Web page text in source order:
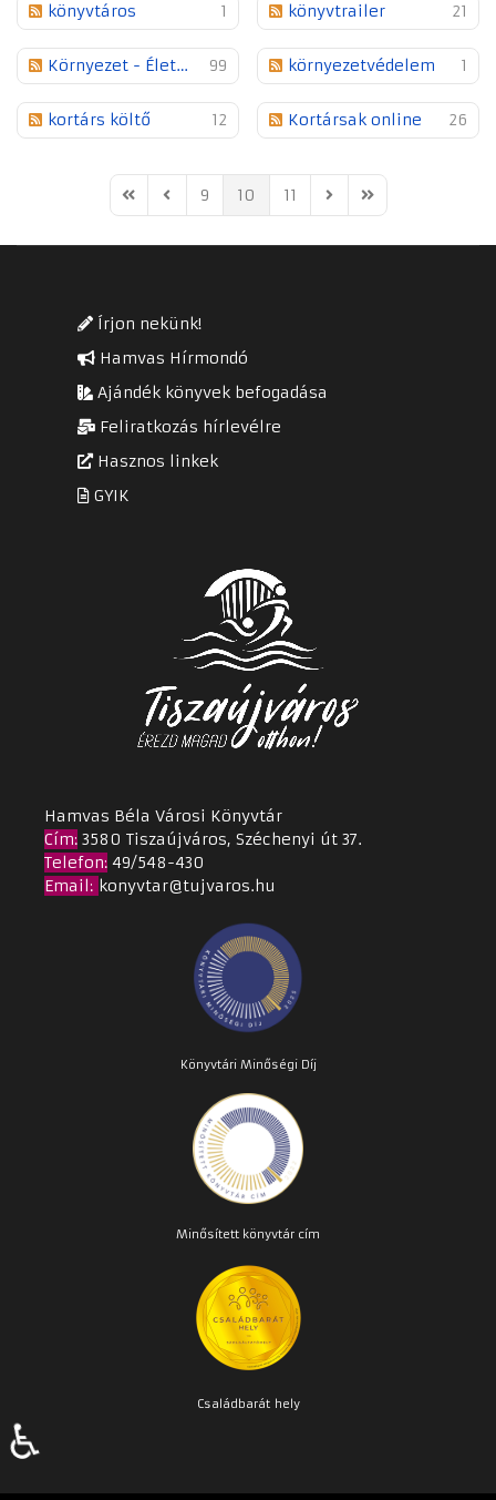
könyvtáros 1 könyvtrailer 21
Környezet - Életmód - Közösség 99 környezetvédelem 1
kortárs költő 12 Kortársak online 26
First PagePrevious Page
9 10 11 Next PageLast Page
Írjon nekünk!
Hamvas Hírmondó
Ajándék könyvek befogadása
Feliratkozás hírlevélre
Hasznos linkek
GYIK
Hamvas Béla Városi Könyvtár
Cím: 3580 Tiszaújváros, Széchenyi út 37.
Telefon: 49/548-430
Email : konyvtar@tujvaros.hu
Könyvtári Minőségi Díj
Minősített könyvtár cím
Családbarát hely